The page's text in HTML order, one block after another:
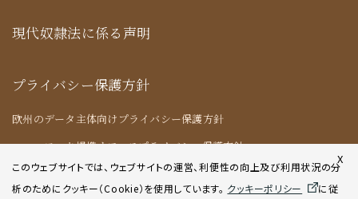
現代奴隷法に係る声明
プライバシー保護方針
欧州のデータ主体向けプライバシー保護方針
ニューヨーク提携オフィスプライバシー保護方針
X
このウェブサイトでは、ウェブサイトの運営、利便性の向上及び利用状況の分
析のためにクッキー（Cookie）を使用しています。 クッキーポリシー に従